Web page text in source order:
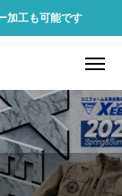
加工も可能です